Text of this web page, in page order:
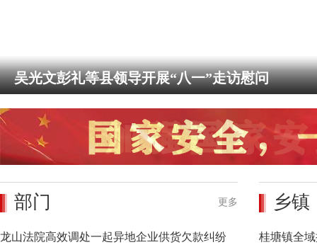
吴光文彭礼等县领导开展“八一”走访慰问
部门 更多
龙山法院高效调处一起异地企业供货欠款纠纷
乡镇
桂塘镇全